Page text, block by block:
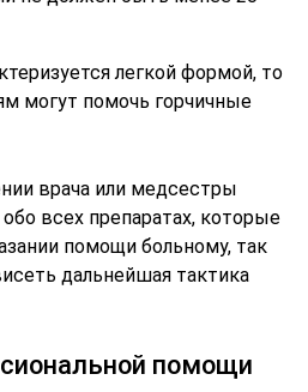
легкой формой, то
могут помочь горчичные
врача или медсестры
всех препаратах, которые
помощи больному, так
дальнейшая тактика
помощи